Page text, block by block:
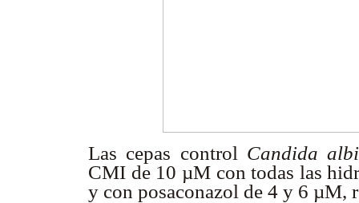
Las cepas control Candida
CMI de 10 µM con todas las
y con posaconazol de 4 y 6 µM,